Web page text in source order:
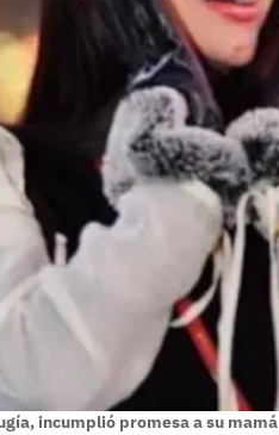
incumplió promesa a su mamá